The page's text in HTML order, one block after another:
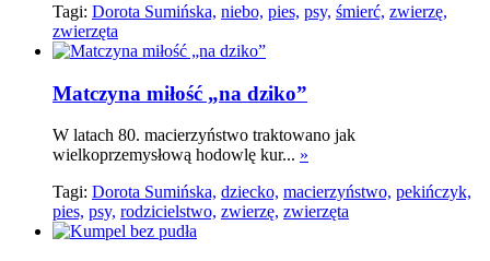
Tagi: Dorota Sumińska, niebo, pies, psy, śmierć, zwierzę,
zwierzęta
Matczyna miłość „na dziko”
W latach 80. macierzyństwo traktowano jak
wielkoprzemysłową hodowlę kur... »
Tagi: Dorota Sumińska, dziecko, macierzyństwo, pekińczyk,
pies, psy, rodzicielstwo, zwierzę, zwierzęta